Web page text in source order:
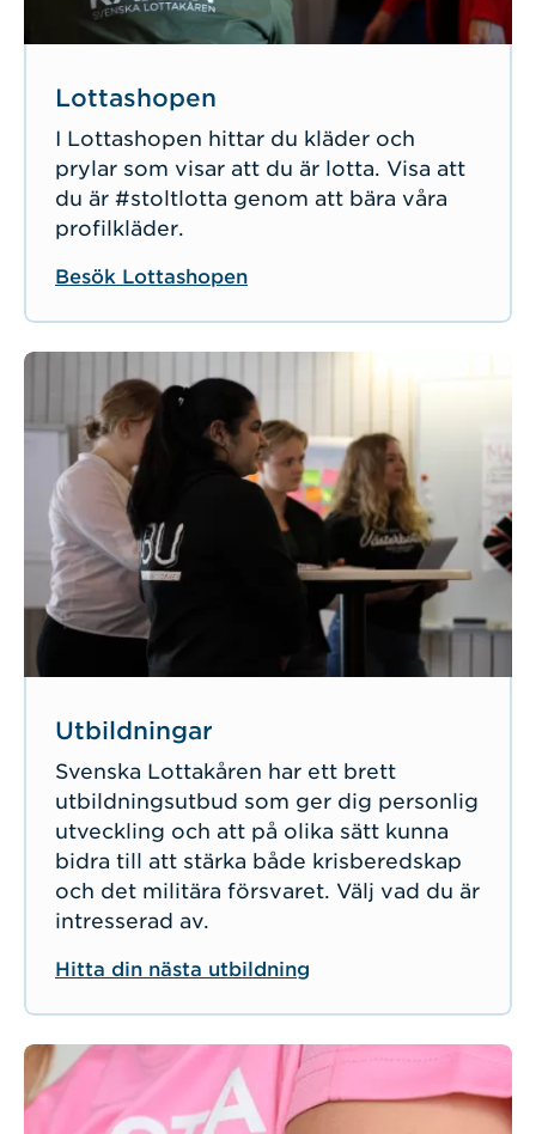
Lottashopen
I Lottashopen hittar du kläder och
prylar som visar att du är lotta. Visa att
du är #stoltlotta genom att bära våra
profilkläder.
Besök Lottashopen
Utbildningar
Svenska Lottakåren har ett brett
utbildningsutbud som ger dig personlig
utveckling och att på olika sätt kunna
bidra till att stärka både krisberedskap
och det militära försvaret. Välj vad du är
intresserad av.
Hitta din nästa utbildning